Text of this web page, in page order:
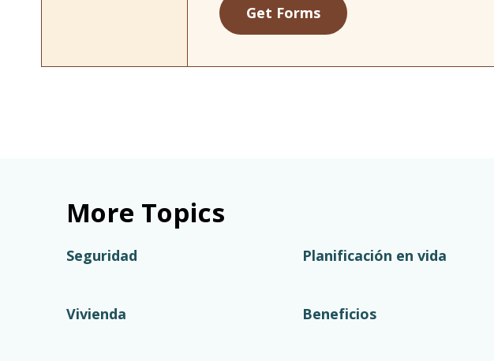
Get Forms
More Topics
Seguridad
Vivienda
Planificación en vida
Beneficios